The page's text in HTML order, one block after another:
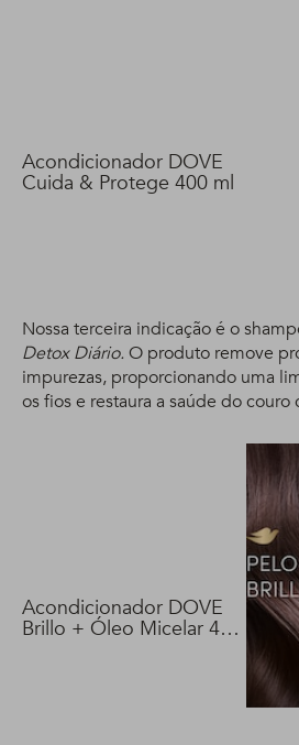
Acondicionador DOVE
Cuida & Protege 400 ml
Nossa terceira indicação é o
Detox Diário. O produto remove
impurezas, proporcionando uma
os fios e restaura a saúde do couro
Acondicionador DOVE
Brillo + Óleo Micelar 400